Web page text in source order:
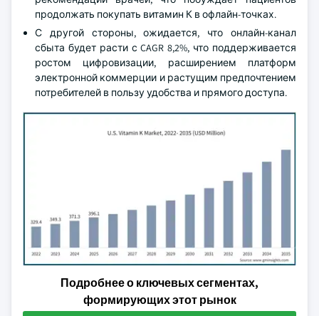
продолжать покупать витамин К в офлайн-точках.
С другой стороны, ожидается, что онлайн-канал
сбыта будет расти с CAGR 8,2%, что поддерживается
ростом цифровизации, расширением платформ
электронной коммерции и растущим предпочтением
потребителей в пользу удобства и прямого доступа.
Подробнее о ключевых сегментах,
формирующих этот рынок